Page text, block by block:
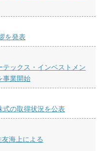
を発表
ックス・インベストメン
事業開始
式の取得状況を公表
海上による